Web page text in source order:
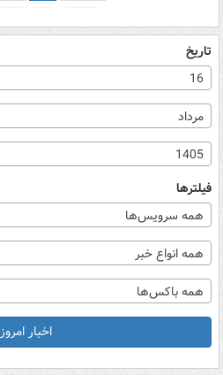
تاریخ
16
مرداد
1405
فیلترها
همه سرویس‌ها
همه انواع خبر
همه باکس‌ها
اخبار امروز